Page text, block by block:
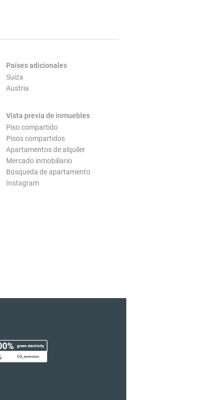
Países adicionales
Suiza
Austria
Vista previa de inmuebles
Piso compartido
Pisos compartidos
Apartamentos de alquiler
Mercado inmobiliario
Búsqueda de apartamento
Instagram